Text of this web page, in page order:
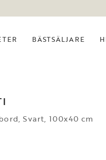
BÄSTSÄLJARE
Svart, 100x40 cm